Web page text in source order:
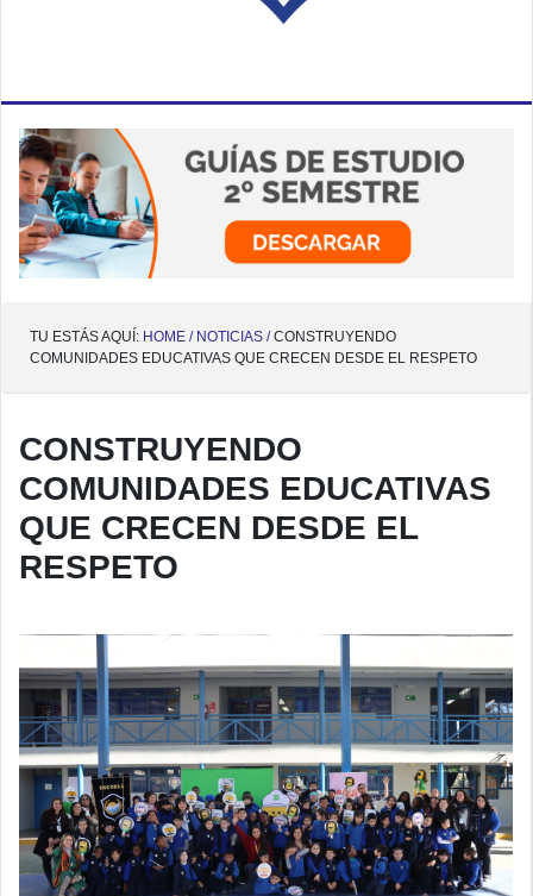
TU ESTÁS AQUÍ: HOME / NOTICIAS / CONSTRUYENDO
COMUNIDADES EDUCATIVAS QUE CRECEN DESDE EL RESPETO
CONSTRUYENDO
COMUNIDADES EDUCATIVAS
QUE CRECEN DESDE EL
RESPETO